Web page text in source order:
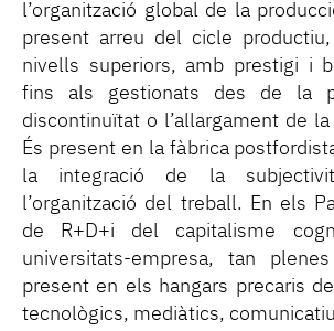
l’organització global de la
present arreu del cicle
nivells superiors, amb prestigi i
fins als gestionats des de la
discontinuïtat o l’allargament de
És present en la fàbrica
la integració de la
l’organització del treball. En els
de R+D+i del capitalisme
universitats-empresa, tan
present en els hangars precaris
tecnològics, mediàtics,